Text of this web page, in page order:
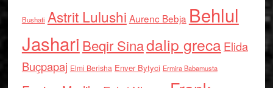
Bushati Astrit Lulushi Aurenc Bebja Behlul
Jashari Beqir Sinadalip grecaElida
Buçpapaj Elmi Berisha Enver Bytyci Ermira Babamusta